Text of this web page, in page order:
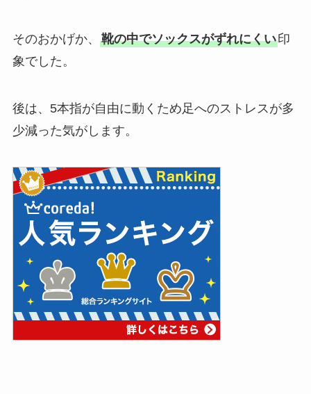
そのおかげか、 靴の中でソックスがずれにくい印
象でした。
後は、5本指が自由に動くため足へのストレスが多
少減った気がします。